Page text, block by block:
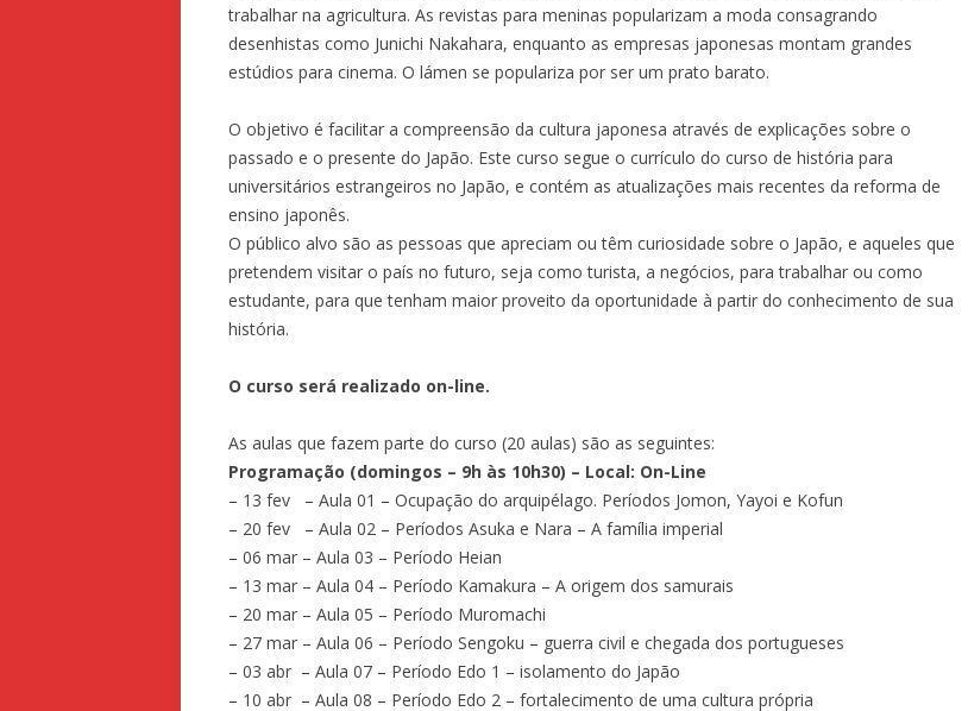
trabalhar na agricultura. As revistas para meninas popularizam a moda consagrando
desenhistas como Junichi Nakahara, enquanto as empresas japonesas montam grandes
estúdios para cinema. O lámen se populariza por ser um prato barato.
O objetivo é facilitar a compreensão da cultura japonesa através de explicações sobre o
passado e o presente do Japão. Este curso segue o currículo do curso de história para
universitários estrangeiros no Japão, e contém as atualizações mais recentes da reforma de
ensino japonês.
O público alvo são as pessoas que apreciam ou têm curiosidade sobre o Japão, e aqueles que
pretendem visitar o país no futuro, seja como turista, a negócios, para trabalhar ou como
estudante, para que tenham maior proveito da oportunidade à partir do conhecimento de sua
história.
O curso será realizado on-line.
As aulas que fazem parte do curso (20 aulas) são as seguintes:
Programação (domingos – 9h às 10h30) – Local: On-Line
– 13 fev – Aula 01 – Ocupação do arquipélago. Períodos Jomon, Yayoi e Kofun
– 20 fev – Aula 02 – Períodos Asuka e Nara – A família imperial
– 06 mar – Aula 03 – Período Heian
– 13 mar – Aula 04 – Período Kamakura – A origem dos samurais
– 20 mar – Aula 05 – Período Muromachi
– 27 mar – Aula 06 – Período Sengoku – guerra civil e chegada dos portugueses
– 03 abr – Aula 07 – Período Edo 1 – isolamento do Japão
– 10 abr – Aula 08 – Período Edo 2 – fortalecimento de uma cultura própria